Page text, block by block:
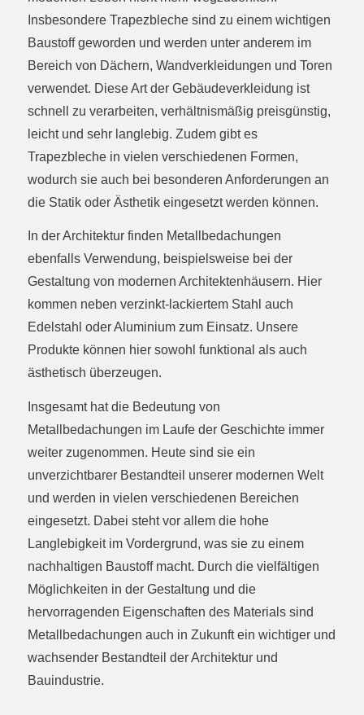
Insbesondere Trapezbleche sind zu einem wichtigen
Baustoff geworden und werden unter anderem im
Bereich von Dächern, Wandverkleidungen und Toren
verwendet. Diese Art der Gebäudeverkleidung ist
schnell zu verarbeiten, verhältnismäßig preisgünstig,
leicht und sehr langlebig. Zudem gibt es
Trapezbleche in vielen verschiedenen Formen,
wodurch sie auch bei besonderen Anforderungen an
die Statik oder Ästhetik eingesetzt werden können.
In der Architektur finden Metallbedachungen
ebenfalls Verwendung, beispielsweise bei der
Gestaltung von modernen Architektenhäusern. Hier
kommen neben verzinkt-lackiertem Stahl auch
Edelstahl oder Aluminium zum Einsatz. Unsere
Produkte können hier sowohl funktional als auch
ästhetisch überzeugen.
Insgesamt hat die Bedeutung von
Metallbedachungen im Laufe der Geschichte immer
weiter zugenommen. Heute sind sie ein
unverzichtbarer Bestandteil unserer modernen Welt
und werden in vielen verschiedenen Bereichen
eingesetzt. Dabei steht vor allem die hohe
Langlebigkeit im Vordergrund, was sie zu einem
nachhaltigen Baustoff macht. Durch die vielfältigen
Möglichkeiten in der Gestaltung und die
hervorragenden Eigenschaften des Materials sind
Metallbedachungen auch in Zukunft ein wichtiger und
wachsender Bestandteil der Architektur und
Bauindustrie.